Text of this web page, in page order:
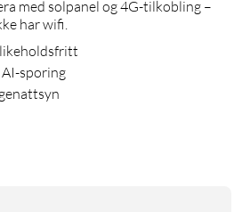
med solpanel og 4G-tilkobling –
har wifi.
sporing